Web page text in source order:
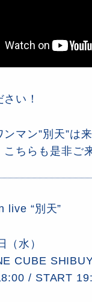
い！
ンマン”別天”は
ちらも是非ご
live “別天”
（水）
CUBE
/ START